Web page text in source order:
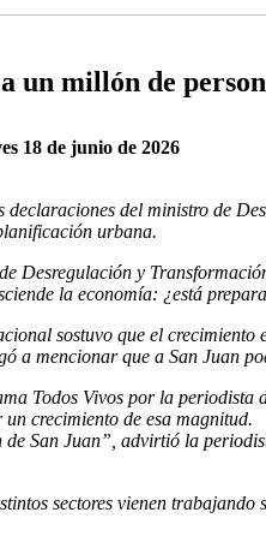
un millón de
18 de junio de 2026
del ministro de
urbana.
Desregulación y
la economía: ¿está
sostuvo que el
a mencionar que a San Juan
Todos Vivos por la
crecimiento de esa magnitud.
San Juan”, advirtió la
sectores vienen